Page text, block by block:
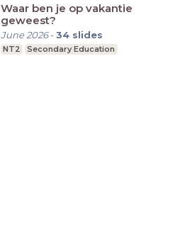
Waar ben je op vakantie
geweest?
June 2026-34 slides
NT2 Secondary Education